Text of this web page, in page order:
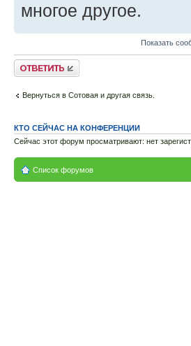
многое другое.
Показать
Ответить
Вернуться в Сотовая и другая связь.
КТО СЕЙЧАС НА КОНФЕРЕНЦИИ
Сейчас этот форум просматривают: нет
Список форумов